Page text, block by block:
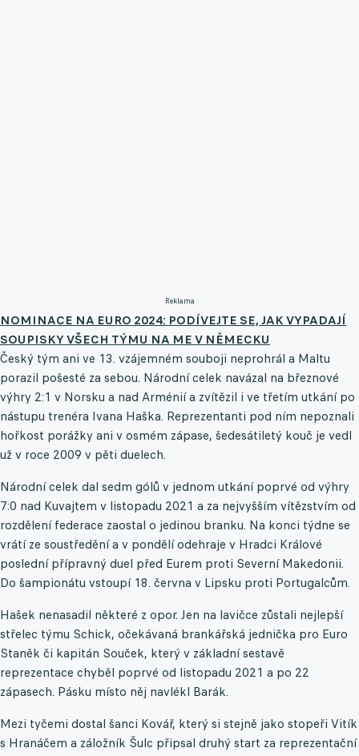
Reklama
NOMINACE NA EURO 2024: PODÍVEJTE SE, JAK VYPADAJÍ
SOUPISKY VŠECH TÝMU NA ME V NĚMECKU
Český tým ani ve 13. vzájemném souboji neprohrál a Maltu
porazil pošesté za sebou. Národní celek navázal na březnové
výhry 2:1 v Norsku a nad Arménií a zvítězil i ve třetím utkání po
nástupu trenéra Ivana Haška. Reprezentanti pod ním nepoznali
hořkost porážky ani v osmém zápase, šedesátiletý kouč je vedl
už v roce 2009 v pěti duelech.
Národní celek dal sedm gólů v jednom utkání poprvé od výhry
7:0 nad Kuvajtem v listopadu 2021 a za nejvyšším vítězstvím od
rozdělení federace zaostal o jedinou branku. Na konci týdne se
vrátí ze soustředění a v pondělí odehraje v Hradci Králové
poslední přípravný duel před Eurem proti Severní Makedonii.
Do šampionátu vstoupí 18. června v Lipsku proti Portugalcům.
Hašek nenasadil některé z opor. Jen na lavičce zůstali nejlepší
střelec týmu Schick, očekávaná brankářská jednička pro Euro
Staněk či kapitán Souček, který v základní sestavě
reprezentace chyběl poprvé od listopadu 2021 a po 22
zápasech. Pásku místo něj navlékl Barák.
Mezi tyčemi dostal šanci Kovář, který si stejně jako stopeři Vitík
s Hranáčem a záložník Šulc připsal druhý start za reprezentační